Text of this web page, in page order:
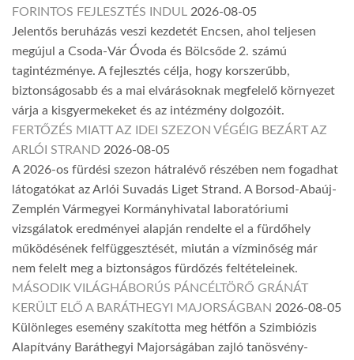
FORINTOS FEJLESZTÉS INDUL 2026-08-05
Jelentős beruházás veszi kezdetét Encsen, ahol teljesen
megújul a Csoda-Vár Óvoda és Bölcsőde 2. számú
tagintézménye. A fejlesztés célja, hogy korszerűbb,
biztonságosabb és a mai elvárásoknak megfelelő környezet
várja a kisgyermekeket és az intézmény dolgozóit.
FERTŐZÉS MIATT AZ IDEI SZEZON VÉGÉIG BEZÁRT AZ
ARLÓI STRAND 2026-08-05
A 2026-os fürdési szezon hátralévő részében nem fogadhat
látogatókat az Arlói Suvadás Liget Strand. A Borsod-Abaúj-
Zemplén Vármegyei Kormányhivatal laboratóriumi
vizsgálatok eredményei alapján rendelte el a fürdőhely
működésének felfüggesztését, miután a vízminőség már
nem felelt meg a biztonságos fürdőzés feltételeinek.
MÁSODIK VILÁGHÁBORÚS PÁNCÉLTÖRŐ GRÁNÁT
KERÜLT ELŐ A BARÁTHEGYI MAJORSÁGBAN 2026-08-05
Különleges esemény szakította meg hétfőn a Szimbiózis
Alapítvány Baráthegyi Majorságában zajló tanösvény-